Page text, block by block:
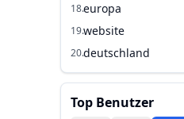
18.europa
19.website
20.deutschland
Top Benutzer